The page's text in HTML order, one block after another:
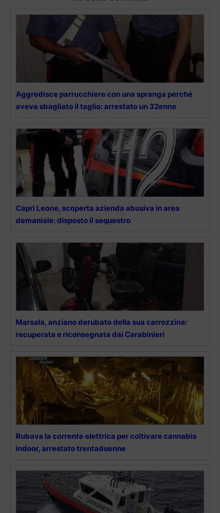
Aggredisce parrucchiere con una spranga perché
aveva sbagliato il taglio: arrestato un 32enne
Capri Leone, scoperta azienda abusiva in area
demaniale: disposto il sequestro
Marsala, anziano derubato della sua carrozzina:
recuperata e riconsegnata dai Carabinieri
Rubava la corrente elettrica per coltivare cannabis
indoor, arrestato trentaduenne